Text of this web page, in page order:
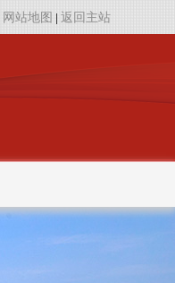
网站地图 返回主站